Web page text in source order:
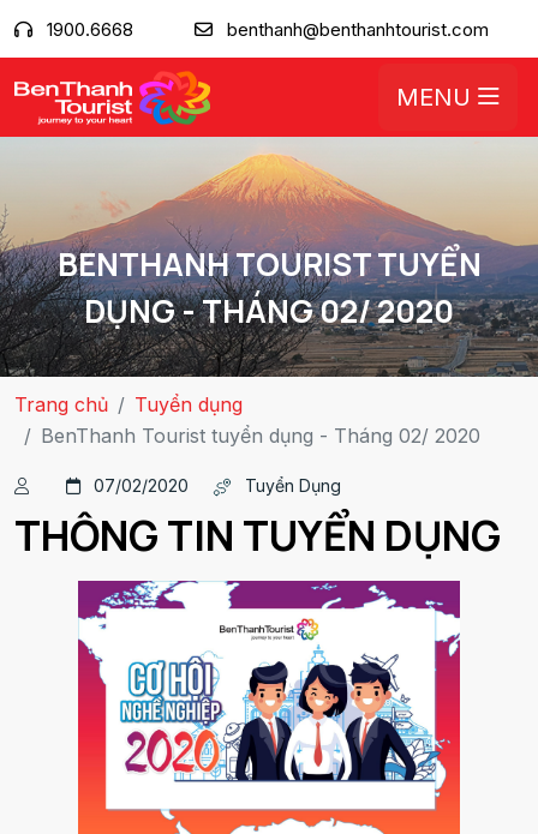
1900.6668 benthanh@benthanhtourist.com
MENU
BENTHANH TOURIST TUYỂN
DỤNG - THÁNG 02/ 2020
Trang chủ
Tuyển dụng
BenThanh Tourist tuyển dụng - Tháng 02/ 2020
07/02/2020 Tuyển Dụng
THÔNG TIN TUYỂN DỤNG